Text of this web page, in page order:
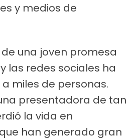
y medios de
una joven promesa
las redes sociales ha
miles de personas.
presentadora de tan
la vida en
han generado gran